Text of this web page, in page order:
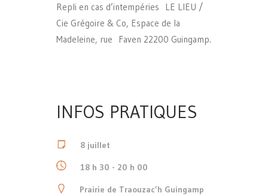
Repli en cas d’intempéries LE LIEU /
Cie Grégoire & Co, Espace de la
Madeleine, rue Faven 22200 Guingamp.
INFOS PRATIQUES
8 juillet
18 h 30 - 20 h 00
Prairie de Traouzac’h Guingamp